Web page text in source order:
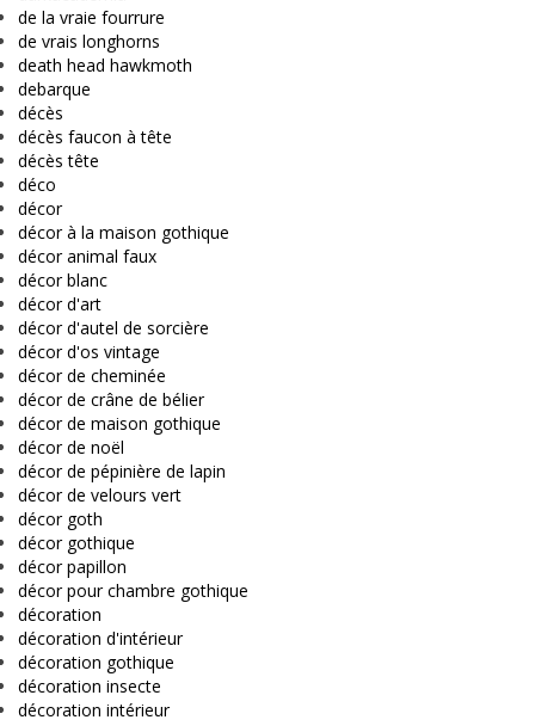
de la vraie fourrure
de vrais longhorns
death head hawkmoth
debarque
décès
décès faucon à tête
décès tête
déco
décor
décor à la maison gothique
décor animal faux
décor blanc
décor d'art
décor d'autel de sorcière
décor d'os vintage
décor de cheminée
décor de crâne de bélier
décor de maison gothique
décor de noël
décor de pépinière de lapin
décor de velours vert
décor goth
décor gothique
décor papillon
décor pour chambre gothique
décoration
décoration d'intérieur
décoration gothique
décoration insecte
décoration intérieur